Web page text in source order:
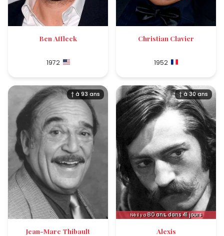
Ben Affleck
1972
Christian Clavier
1952
† à 93 ans
Jean-Marc Thibault
† à 30 ans
Né il y a80 ans, dans 41 jours
Alexis